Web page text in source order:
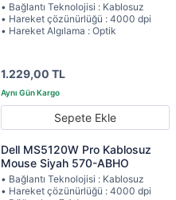
• Bağlantı Teknolojisi : Kablosuz
• Hareket çözünürlüğü : 4000 dpi
• Hareket Algılama : Optik
1.229,00 TL
Sepete Ekle
Dell MS5120W Pro Kablosuz
Mouse Siyah 570-ABHO
• Bağlantı Teknolojisi : Kablosuz
• Hareket çözünürlüğü : 4000 dpi